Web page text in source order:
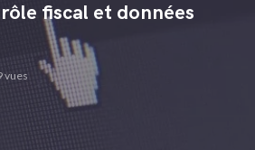
fiscal et données
vues